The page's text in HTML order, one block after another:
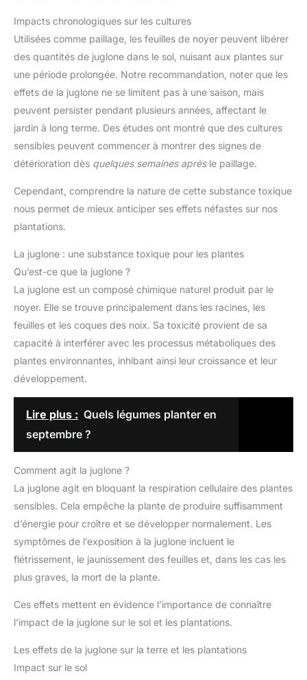
Impacts chronologiques sur les cultures
Utilisées comme paillage, les feuilles de noyer peuvent libérer
des quantités de juglone dans le sol, nuisant aux plantes sur
une période prolongée. Notre recommandation, noter que les
effets de la juglone ne se limitent pas à une saison, mais
peuvent persister pendant plusieurs années, affectant le
jardin à long terme. Des études ont montré que des cultures
sensibles peuvent commencer à montrer des signes de
détérioration dès quelques semaines aprèsle paillage.
Cependant, comprendre la nature de cette substance toxique
nous permet de mieux anticiper ses effets néfastes sur nos
plantations.
La juglone : une substance toxique pour les plantes
Qu’est-ce que la juglone ?
La juglone est un composé chimique naturel produit par le
noyer. Elle se trouve principalement dans les racines, les
feuilles et les coques des noix. Sa toxicité provient de sa
capacité à interférer avec les processus métaboliques des
plantes environnantes, inhibant ainsi leur croissance et leur
développement.
Lire plus : Quels légumes planter en
septembre ?
Comment agit la juglone ?
La juglone agit en bloquant la respiration cellulaire des plantes
sensibles. Cela empêche la plante de produire suffisamment
d’énergie pour croître et se développer normalement. Les
symptômes de l’exposition à la juglone incluent le
flétrissement, le jaunissement des feuilles et, dans les cas les
plus graves, la mort de la plante.
Ces effets mettent en évidence l’importance de connaître
l’impact de la juglone sur le sol et les plantations.
Les effets de la juglone sur la terre et les plantations
Impact sur le sol